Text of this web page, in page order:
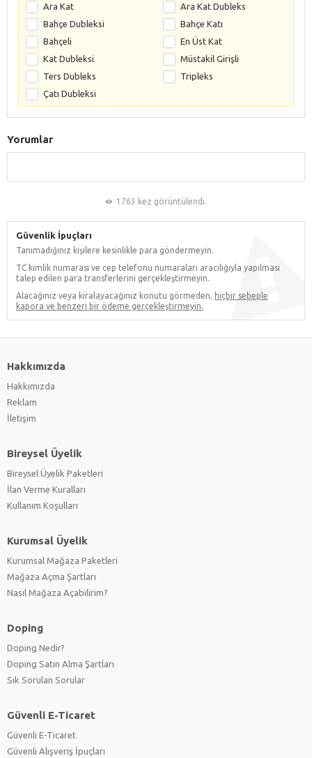
Ara Kat
Ara Kat Dubleks
Bahçe Dubleksi
Bahçe Katı
Bahçeli
En Üst Kat
Kat Dubleksi
Müstakil Girişli
Ters Dubleks
Tripleks
Çatı Dubleksi
Yorumlar
1763 kez görüntülendi.
Güvenlik İpuçları
Tanımadığınız kişilere kesinlikle para göndermeyin.
TC kimlik numarası ve cep telefonu numaraları aracılığıyla yapılması
talep edilen para transferlerini gerçekleştirmeyin.
Alacağınız veya kiralayacağınız konutu görmeden, hiçbir sebeple
kapora ve benzeri bir ödeme gerçekleştirmeyin.
Hakkımızda
Hakkımızda
Reklam
İletişim
Bireysel Üyelik
Bireysel Üyelik Paketleri
İlan Verme Kuralları
Kullanım Koşulları
Kurumsal Üyelik
Kurumsal Mağaza Paketleri
Mağaza Açma Şartları
Nasıl Mağaza Açabilirim?
Doping
Doping Nedir?
Doping Satın Alma Şartları
Sık Sorulan Sorular
Güvenli E-Ticaret
Güvenli E-Ticaret
Güvenli Alışveriş İpuçları